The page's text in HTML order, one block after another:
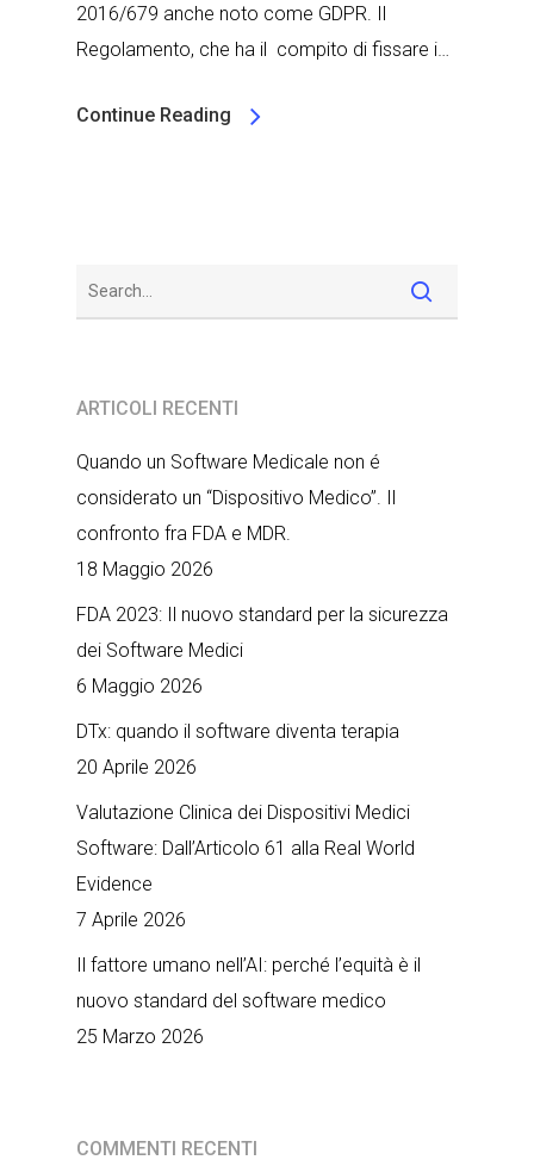
2016/679 anche noto come GDPR. Il
Regolamento, che ha il compito di fissare i…
Continue Reading
ARTICOLI RECENTI
Quando un Software Medicale non é
considerato un “Dispositivo Medico”. Il
confronto fra FDA e MDR.
18 Maggio 2026
FDA 2023: Il nuovo standard per la sicurezza
dei Software Medici
6 Maggio 2026
DTx: quando il software diventa terapia
20 Aprile 2026
Valutazione Clinica dei Dispositivi Medici
Software: Dall’Articolo 61 alla Real World
Evidence
7 Aprile 2026
Il fattore umano nell’AI: perché l’equità è il
nuovo standard del software medico
25 Marzo 2026
COMMENTI RECENTI